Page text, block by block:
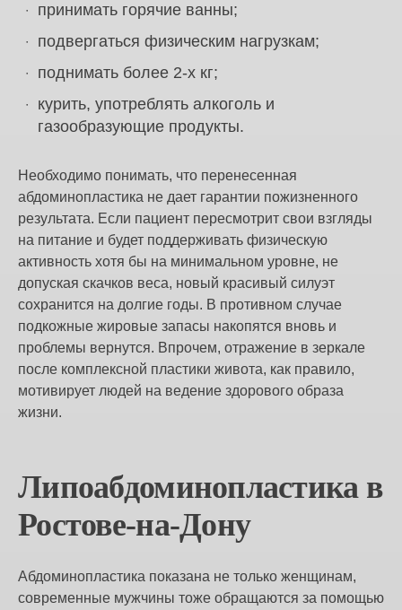
принимать горячие ванны;
подвергаться физическим нагрузкам;
поднимать более 2-х кг;
курить, употреблять алкоголь и
газообразующие продукты.
Необходимо понимать, что перенесенная
абдоминопластика не дает гарантии пожизненного
результата. Если пациент пересмотрит свои взгляды
на питание и будет поддерживать физическую
активность хотя бы на минимальном уровне, не
допуская скачков веса, новый красивый силуэт
сохранится на долгие годы. В противном случае
подкожные жировые запасы накопятся вновь и
проблемы вернутся. Впрочем, отражение в зеркале
после комплексной пластики живота, как правило,
мотивирует людей на ведение здорового образа
жизни.
Липоабдоминопластика в
Ростове-на-Дону
Абдоминопластика показана не только женщинам,
современные мужчины тоже обращаются за помощью